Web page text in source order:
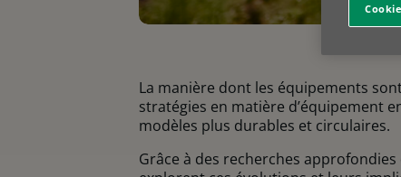
La manière dont les équipements
stratégies en matière d’équipement
modèles plus durables et circulaires.
Grâce à des recherches